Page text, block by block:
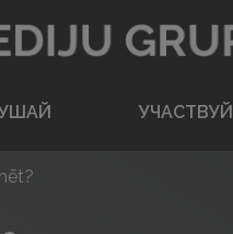
УЧАСТВУЙ